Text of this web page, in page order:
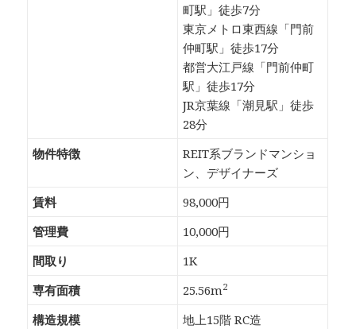
町駅」徒歩7分
東京メトロ東西線「門前
仲町駅」徒歩17分
都営大江戸線「門前仲町
駅」徒歩17分
JR京葉線「潮見駅」徒歩
28分
物件特徴
REIT系ブランドマンショ
ン、デザイナーズ
賃料
98,000円
管理費
10,000円
間取り
1K
専有面積
25.56m2
構造規模
地上15階 RC造